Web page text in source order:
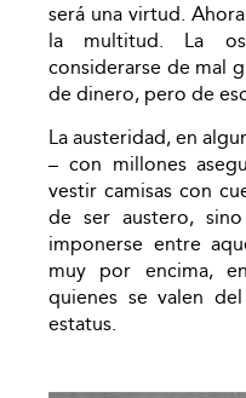
será una virtud.
la multitud. La
considerarse de mal
de dinero, pero de
La austeridad, en
– con millones
vestir camisas con
de ser austero,
imponerse entre
muy por encima,
quienes se valen
estatus.